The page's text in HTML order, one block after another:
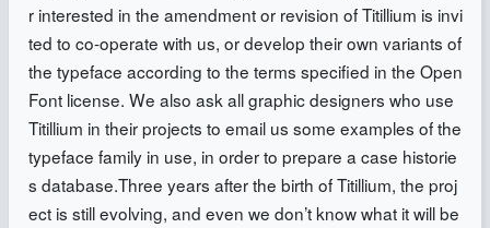
r interested in the amendment or revision of Titillium is invi
ted to co-operate with us, or develop their own variants of
the typeface according to the terms specified in the Open
Font license. We also ask all graphic designers who use
Titillium in their projects to email us some examples of the
typeface family in use, in order to prepare a case historie
s database.Three years after the birth of Titillium, the proj
ect is still evolving, and even we don’t know what it will be